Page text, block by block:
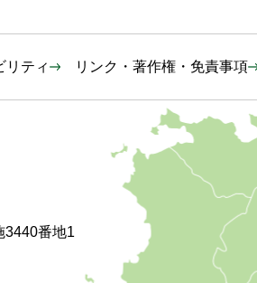
リティ リンク・著作権・免責事項
3440番地1